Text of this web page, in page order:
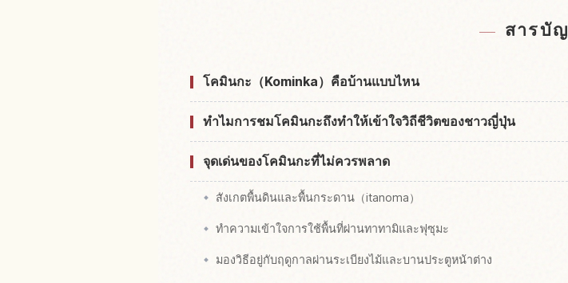
สารบัญ
โคมินกะ（Kominka）คือบ้านแบบไหน
ทำไมการชมโคมินกะถึงทำให้เข้าใจวิถีชีวิตของชาวญี่ปุ่น
จุดเด่นของโคมินกะที่ไม่ควรพลาด
สังเกตพื้นดินและพื้นกระดาน（itanoma）
ทำความเข้าใจการใช้พื้นที่ผ่านทาทามิและฟุซุมะ
มองวิธีอยู่กับฤดูกาลผ่านระเบียงไม้และบานประตูหน้าต่าง